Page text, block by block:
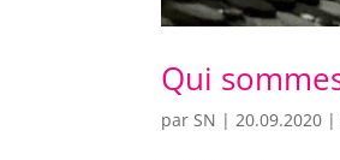
Qui
parSN |20.09.2020 |